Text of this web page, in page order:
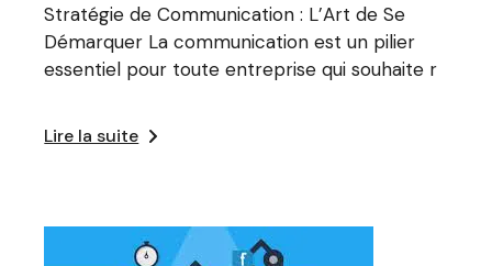
Stratégie de Communication : L’Art de Se
Démarquer La communication est un pilier
essentiel pour toute entreprise qui souhaite r
Lire la suite